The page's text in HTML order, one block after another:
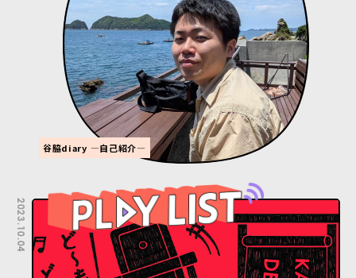
谷脇diary ―自己紹介―
2023.10.04